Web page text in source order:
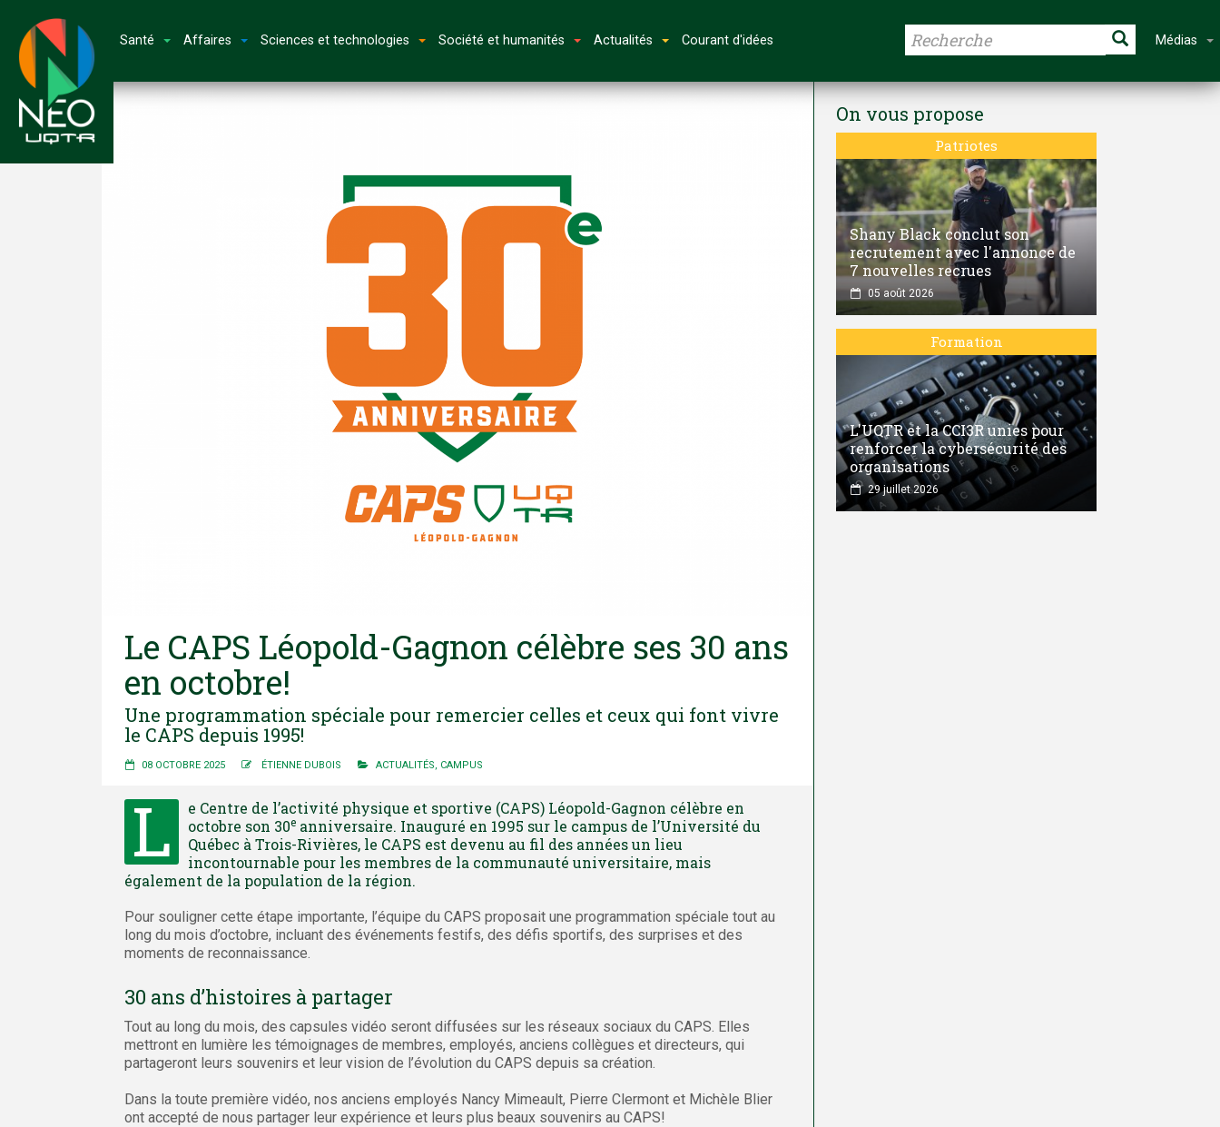
Santé Affaires Sciences et technologies Société et humanités Actualités Courant d'idées Médias
Le CAPS Léopold-Gagnon célèbre ses 30 ans
en octobre!
Une programmation spéciale pour remercier celles et ceux qui font vivre
le CAPS depuis 1995!
08 OCTOBRE 2025 ÉTIENNE DUBOIS ACTUALITÉS, CAMPUS
L
e Centre de l’activité physique et sportive (CAPS) Léopold-Gagnon célèbre en
octobre son 30e anniversaire. Inauguré en 1995 sur le campus de l’Université du
Québec à Trois-Rivières, le CAPS est devenu au fil des années un lieu
incontournable pour les membres de la communauté universitaire, mais
également de la population de la région.
Pour souligner cette étape importante, l’équipe du CAPS proposait une programmation spéciale tout au
long du mois d’octobre, incluant des événements festifs, des défis sportifs, des surprises et des
moments de reconnaissance.
30 ans d’histoires à partager
Tout au long du mois, des capsules vidéo seront diffusées sur les réseaux sociaux du CAPS. Elles
mettront en lumière les témoignages de membres, employés, anciens collègues et directeurs, qui
partageront leurs souvenirs et leur vision de l’évolution du CAPS depuis sa création.
Dans la toute première vidéo, nos anciens employés Nancy Mimeault, Pierre Clermont et Michèle Blier
ont accepté de nous partager leur expérience et leurs plus beaux souvenirs au CAPS!
On vous propose
Patriotes
Shany Black conclut son
recrutement avec l'annonce de
7 nouvelles recrues
05 août 2026
Formation
L'UQTR et la CCI3R unies pour
renforcer la cybersécurité des
organisations
29 juillet 2026